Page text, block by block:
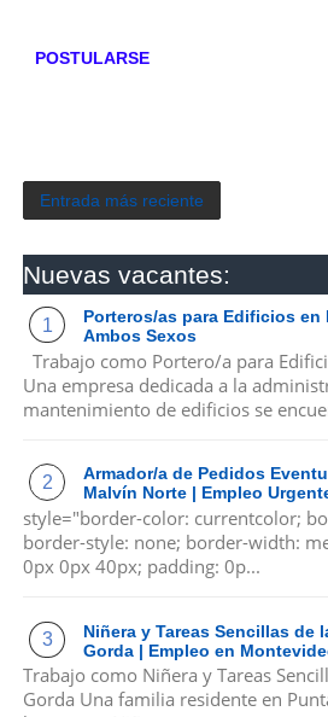
POSTULARSE
Entrada más reciente
Nuevas vacantes:
Porteros/as para Edificios en
Ambos Sexos
Trabajo como Portero/a para
Una empresa dedicada a la
mantenimiento de edificios se
Armador/a de Pedidos
Malvín Norte | Empleo
style="border-color: currentcolor;
border-style: none; border-width:
0px 0px 40px; padding: 0p...
Niñera y Tareas Sencillas de
Gorda | Empleo en
Trabajo como Niñera y Tareas
Gorda Una familia residente en